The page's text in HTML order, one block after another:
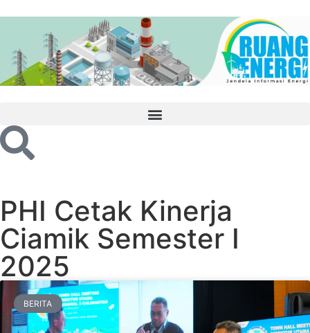
PHI Cetak Kinerja
Ciamik Semester I
2025
BERITA